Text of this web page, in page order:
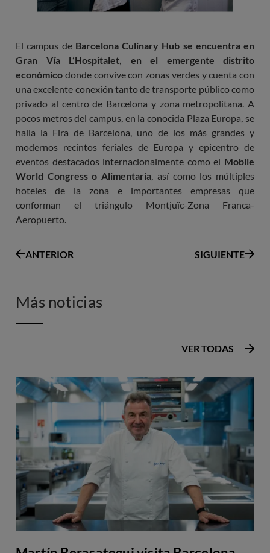
El campus de Barcelona Culinary Hub se encuentra en
Gran Vía L’Hospitalet, en el emergente distrito
económico donde convive con zonas verdes y cuenta con
una excelente conexión tanto de transporte público como
privado al centro de Barcelona y zona metropolitana. A
pocos metros del campus, en la conocida Plaza Europa, se
halla la Fira de Barcelona, uno de los más grandes y
modernos recintos feriales de Europa y epicentro de
eventos destacados internacionalmente como el Mobile
World Congress o Alimentaria, así como los múltiples
hoteles de la zona e importantes empresas que
conforman el triángulo Montjuïc-Zona Franca-
Aeropuerto.
ANTERIOR SIGUIENTE
Más noticias
VER TODAS